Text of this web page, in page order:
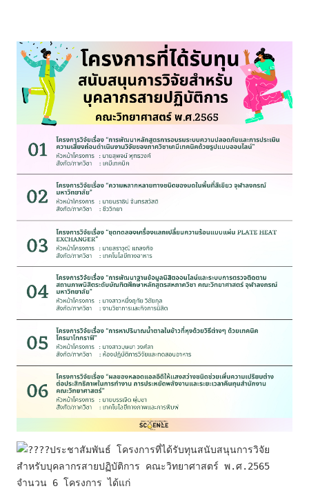
ประชาสัมพันธ์ โครงการที่ได้รับทุนสนับสนุนการวิจัย
สำหรับบุคลากรสายปฏิบัติการ คณะวิทยาศาสตร์ พ.ศ.2565
จำนวน 6 โครงการ ได้แก่